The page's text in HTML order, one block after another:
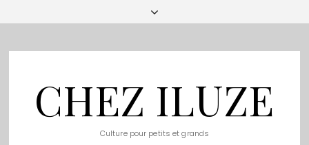
CHEZ ILUZE
Culture pour petits et grands